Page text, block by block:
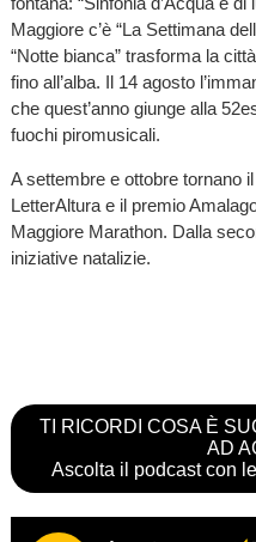
Maggiore c’è “La Settimana
“Notte bianca” trasforma la
fino all’alba. Il 14 agosto
che quest’anno giunge alla
fuochi piromusicali.
A settembre e ottobre tornano
LetterAltura e il premio
Maggiore Marathon. Dalla
iniziative natalizie.
TI RICORDI COSA È
AD
Ascolta il podcast con